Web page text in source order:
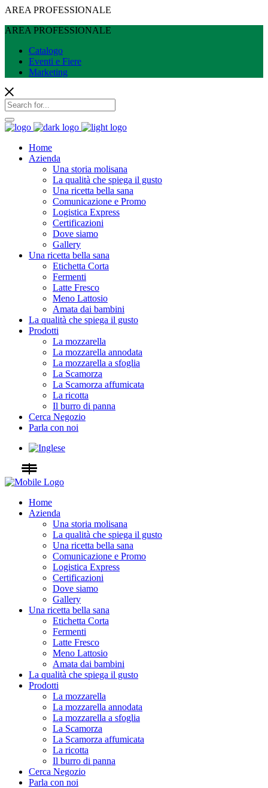
AREA PROFESSIONALE
AREA PROFESSIONALE
Catalogo
Eventi e Fiere
Marketing
Home
Azienda
Una storia molisana
La qualità che spiega il gusto
Una ricetta bella sana
Comunicazione e Promo
Logistica Express
Certificazioni
Dove siamo
Gallery
Una ricetta bella sana
Etichetta Corta
Fermenti
Latte Fresco
Meno Lattosio
Amata dai bambini
La qualità che spiega il gusto
Prodotti
La mozzarella
La mozzarella annodata
La mozzarella a sfoglia
La Scamorza
La Scamorza affumicata
La ricotta
Il burro di panna
Cerca Negozio
Parla con noi
Home
Azienda
Una storia molisana
La qualità che spiega il gusto
Una ricetta bella sana
Comunicazione e Promo
Logistica Express
Certificazioni
Dove siamo
Gallery
Una ricetta bella sana
Etichetta Corta
Fermenti
Latte Fresco
Meno Lattosio
Amata dai bambini
La qualità che spiega il gusto
Prodotti
La mozzarella
La mozzarella annodata
La mozzarella a sfoglia
La Scamorza
La Scamorza affumicata
La ricotta
Il burro di panna
Cerca Negozio
Parla con noi